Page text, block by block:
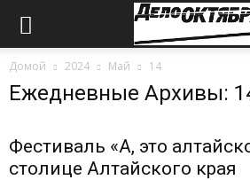
Домой 2024 Май 14
Ежедневные Архивы:
Фестиваль «А, это
столице Алтайского края